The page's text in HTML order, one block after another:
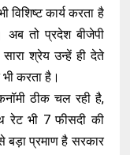
विशिष्ट कार्य करता है
अब तो प्रदेश बीजेपी
श्रेय उन्हें ही देते
करता है।
ठीक चल रही है,
रेट भी 7 फीसदी की
प्रमाण है सरकार